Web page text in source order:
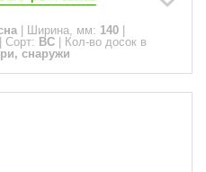
Ширина, мм: 140
Сорт: ВС
Кол-во досок в
снаружи